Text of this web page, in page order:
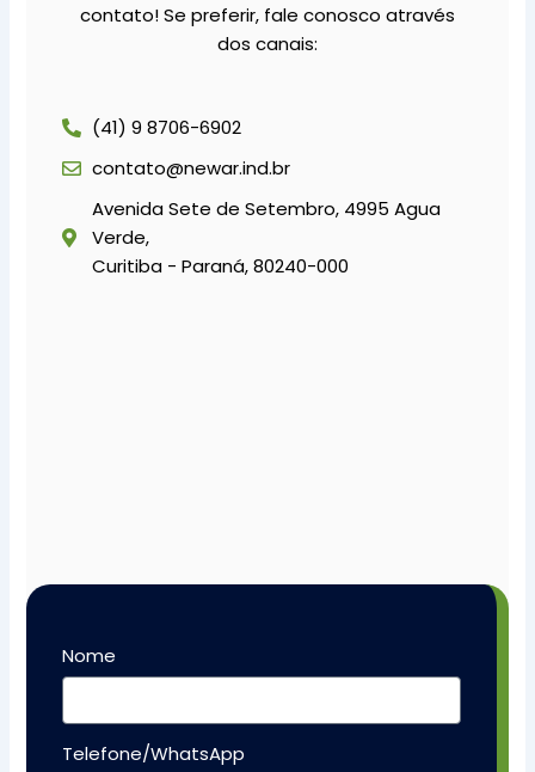
contato! Se preferir, fale conosco através
dos canais:
(41) 9 8706-6902
contato@newar.ind.br
Avenida Sete de Setembro, 4995 Agua
Verde,
Curitiba - Paraná, 80240-000
Nome
Telefone/WhatsApp